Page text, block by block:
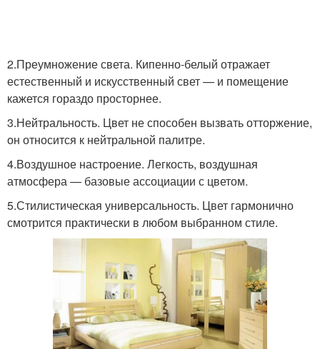
2.Преумножение света. Кипенно-белый отражает
естественный и искусственный свет — и помещение
кажется гораздо просторнее.
3.Нейтральность. Цвет не способен вызвать отторжение,
он относится к нейтральной палитре.
4.Воздушное настроение. Легкость, воздушная
атмосфера — базовые ассоциации с цветом.
5.Стилистическая универсальность. Цвет гармонично
смотрится практически в любом выбранном стиле.